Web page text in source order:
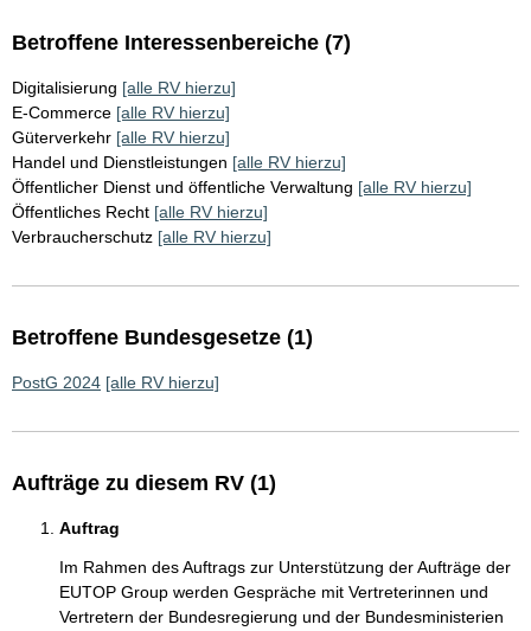
Betroffene Interessenbereiche (7)
Digitalisierung [alle RV hierzu]
E-Commerce [alle RV hierzu]
Güterverkehr [alle RV hierzu]
Handel und Dienstleistungen [alle RV hierzu]
Öffentlicher Dienst und öffentliche Verwaltung [alle RV hierzu]
Öffentliches Recht [alle RV hierzu]
Verbraucherschutz [alle RV hierzu]
Betroffene Bundesgesetze (1)
PostG 2024 [alle RV hierzu]
Aufträge zu diesem RV (1)
Auftrag
Im Rahmen des Auftrags zur Unterstützung der Aufträge der
EUTOP Group werden Gespräche mit Vertreterinnen und
Vertretern der Bundesregierung und der Bundesministerien